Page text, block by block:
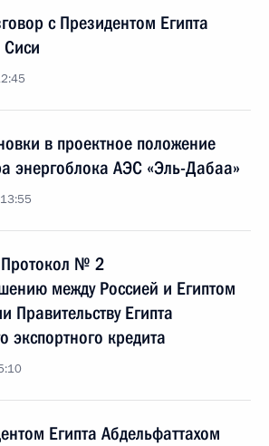
с Президентом Египта
Сиси
в проектное положение
энергоблока АЭС «Эль-Дабаа»
№ 2
между Россией и Египтом
Правительству Египта
экспортного кредита
Египта Абдельфаттахом